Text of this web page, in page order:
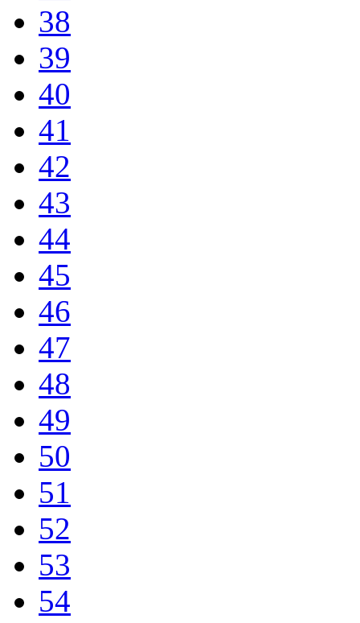
38
39
40
41
42
43
44
45
46
47
48
49
50
51
52
53
54